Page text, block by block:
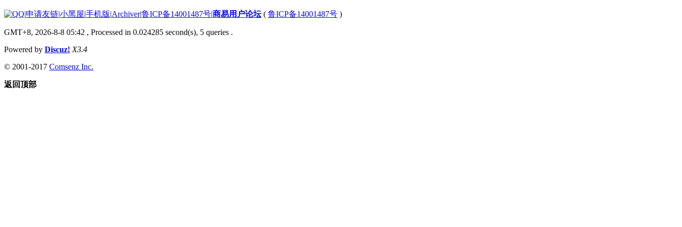
|申请友链|小黑屋|手机版|Archiver|鲁ICP备14001487号|商易用户论坛( 鲁ICP备14001487号 )
GMT+8, 2026-8-8 05:42 , Processed in 0.024285 second(s), 5 queries .
Powered by Discuz! X3.4
© 2001-2017 Comsenz Inc.
返回顶部